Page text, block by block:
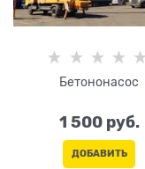
Бетононасос
1 500 руб.
ДОБАВИТЬ